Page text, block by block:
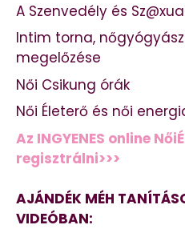
A Szenvedély és
Intim torna,
megelőzése
Női Csikung órák
Női Életerő és női
Az INGYENES online
regisztrálni>>>
AJÁNDÉK MÉH
VIDEÓBAN: